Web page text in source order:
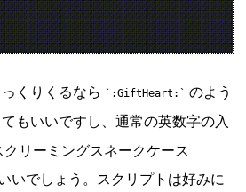
くりくるなら :GiftHeart:
のよう
もいいですし、通常の英数字の入
リーミングスネークケース
いでしょう。スクリプトは好みに